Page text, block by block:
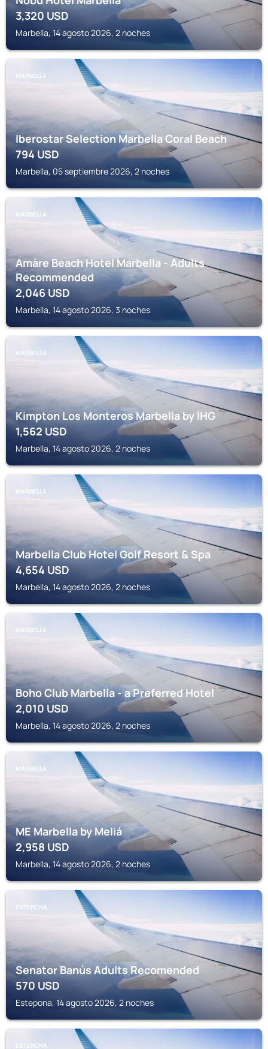
3,320USD
Marbella, 14 agosto 2026, 2 noches
MARBELLA
Iberostar Selection Marbella Coral Beach
794USD
Marbella, 05 septiembre 2026, 2 noches
MARBELLA
Amàre Beach Hotel Marbella - Adults
Recommended
2,046USD
Marbella, 14 agosto 2026, 3 noches
MARBELLA
Kimpton Los Monteros Marbella by IHG
1,562USD
Marbella, 14 agosto 2026, 2 noches
MARBELLA
Marbella Club Hotel Golf Resort & Spa
4,654 USD
Marbella, 14 agosto 2026, 2 noches
MARBELLA
Boho Club Marbella - a Preferred Hotel
2,010 USD
Marbella, 14 agosto 2026, 2 noches
MARBELLA
ME Marbella by Meliá
2,958 USD
Marbella, 14 agosto 2026, 2 noches
ESTEPONA
Senator Banús Adults Recomended
570USD
Estepona, 14 agosto 2026, 2 noches
ESTEPONA